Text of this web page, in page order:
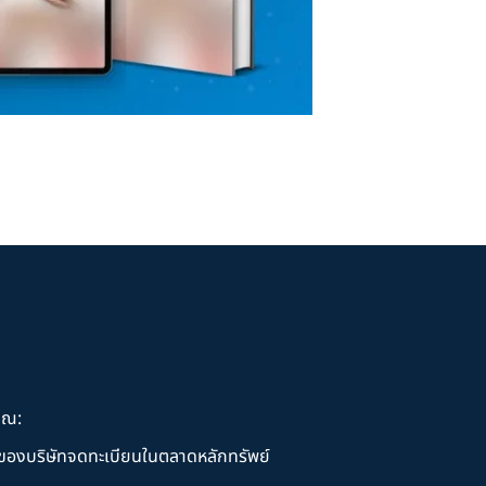
ณ:
งบริษัทจดทะเบียนในตลาดหลักทรัพย์